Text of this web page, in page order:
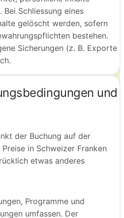
Schliessung eines
gelöscht werden, sofern
bestehen.
Sicherungen (z. B. Exporte
und
der Buchung auf der
in Schweizer Franken
etwas anderes
Programme und
umfassen. Der